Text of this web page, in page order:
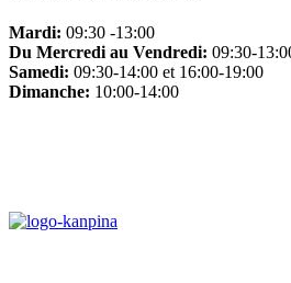
Mardi: 09:30 -13:00
Du Mercredi au Vendredi: 09:30-
Samedi: 09:30-14:00 et 16:00-19:00
Dimanche: 10:00-14:00